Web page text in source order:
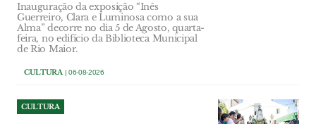
Inauguração da exposição “Inês
Guerreiro, Clara e Luminosa como a sua
Alma” decorre no dia 5 de Agosto, quarta-
feira, no edifício da Biblioteca Municipal
de Rio Maior.
CULTURA| 06-08-2026
CULTURA